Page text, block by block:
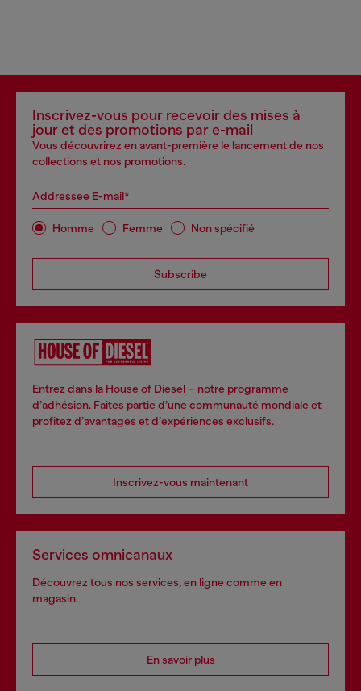
Inscrivez-vous pour recevoir des mises à
jour et des promotions par e-mail
Vous découvrirez en avant-première le lancement de nos
collections et nos promotions.
Addressee E-mail*
Homme Femme Non spécifié
Subscribe
Entrez dans la House of Diesel – notre programme
d’adhésion. Faites partie d’une communauté mondiale et
profitez d’avantages et d’expériences exclusifs.
Inscrivez-vous maintenant
Services omnicanaux
Découvrez tous nos services, en ligne comme en
magasin.
En savoir plus